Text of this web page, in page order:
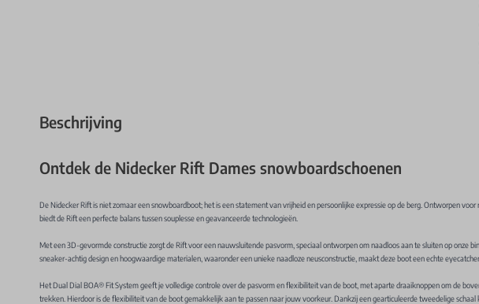
Beschrijving
Ontdek de Nidecker Rift Dames snowboardschoenen
De Nidecker Rift is niet zomaar een snowboardboot; het is een statement van vrijheid en persoonlijke expressie op de berg. Ontworpen voor
biedt de Rift een perfecte balans tussen souplesse en geavanceerde technologieën.
Met een 3D-gevormde constructie zorgt de Rift voor een nauwsluitende pasvorm, speciaal ontworpen om naadloos aan te sluiten op onze
sneaker-achtig design en hoogwaardige materialen, waaronder een unieke naadloze neusconstructie, maakt deze boot een echte
Het Dual Dial BOA® Fit System geeft je volledige controle over de pasvorm en flexibiliteit van de boot, met aparte draaiknoppen om de
trekken. Hierdoor is de flexibiliteit van de boot gemakkelijk aan te passen naar jouw voorkeur. Dankzij een gearticuleerde tweedelige